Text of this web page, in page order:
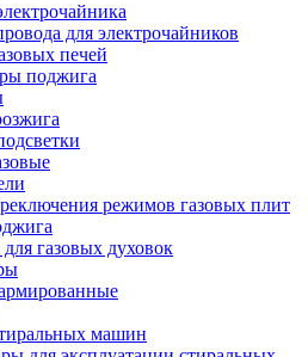
для электрочайников
печей
поджига
режимов газовых плит
газовых духовок
машин